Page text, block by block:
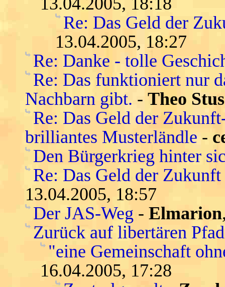
Re: Das Geld der
13.04.2005, 18:27
Re: Danke - tolle
Re: Das funktioniert nur
Nachbarn gibt. - Theo
Re: Das Geld der
brilliantes Musterländle -
Den Bürgerkrieg hinter
Re: Das Geld der
13.04.2005, 18:57
Der JAS-Weg - Elmarion
Zurück auf libertären
"eine Gemeinschaft
16.04.2005, 17:28